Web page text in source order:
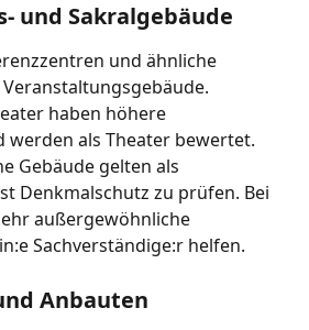
und Sakralgebäude
und ähnliche
haben höhere
als Theater bewertet.
Gebäude gelten als
Denkmalschutz zu prüfen. Bei
außergewöhnliche
Sachverständige:r helfen.
Anbauten